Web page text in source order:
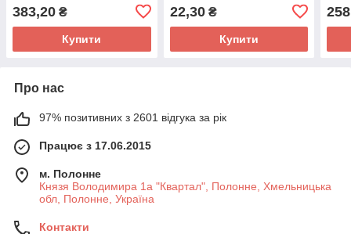
383,20 ₴
Купити
22,30₴
Купити
Про нас
97% позитивних з 2601 відгука за рік
Працює з 17.06.2015
м. Полонне
Князя Володимира 1а "Квартал", Полонне, Хмельницька
обл, Полонне, Україна
Контакти